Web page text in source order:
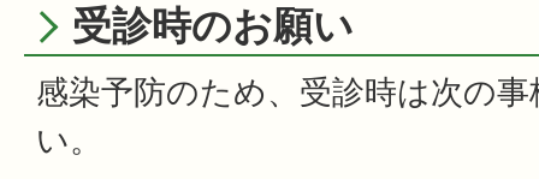
受診時のお願い
感染予防のため、受診時は次の
い。